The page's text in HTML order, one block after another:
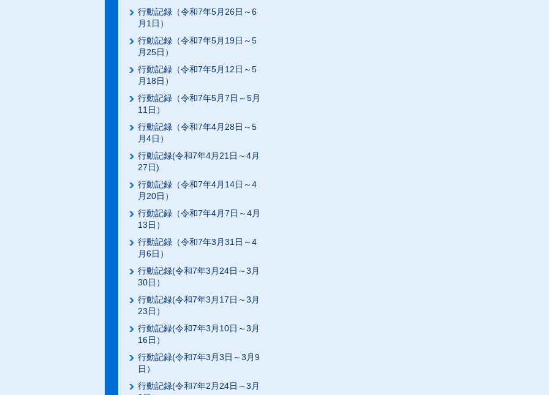
行動記録（令和7年5月26日～6
月1日）
行動記録（令和7年5月19日～5
月25日）
行動記録（令和7年5月12日～5
月18日）
行動記録（令和7年5月7日～5月
11日）
行動記録（令和7年4月28日～5
月4日）
行動記録(令和7年4月21日～4月
27日)
行動記録（令和7年4月14日～4
月20日）
行動記録（令和7年4月7日～4月
13日）
行動記録（令和7年3月31日～4
月6日）
行動記録(令和7年3月24日～3月
30日）
行動記録(令和7年3月17日～3月
23日）
行動記録(令和7年3月10日～3月
16日）
行動記録(令和7年3月3日～3月9
日）
行動記録(令和7年2月24日～3月